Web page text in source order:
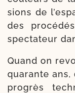
sions de
des
spec­ta­teur
Quand on
qua­rante
pro­grès